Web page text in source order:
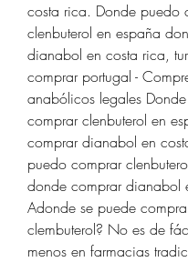
costa rica. Donde puedo
clenbuterol en españa
dianabol en costa rica,
comprar portugal -
anabólicos legales
comprar clenbuterol en
comprar dianabol en
puedo comprar
donde comprar dianabol
Adonde se puede
clembuterol? No es de
menos en farmacias